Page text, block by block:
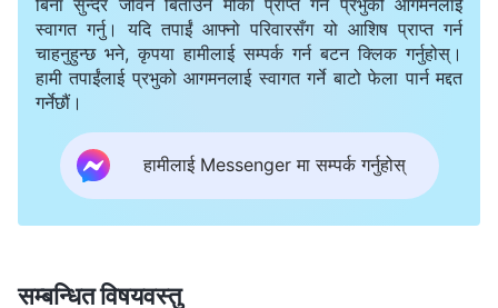
ज्वरो आयो। आफू ओछ्यानमा कमजोर भएर रिँगटा लागेर पल्टिँदा
मलाई गलेको मासुको थुप्रोजस्तै भएको महसुस भयो, म सिरकभित्र
डल्लो परेर कामिरहेको थिएँ। मेरी श्रीमती ज्वरो घटाउन हतारहतार
“तपाईँलाई एक्कासि यति उच्च ज्वरो आयो, के तपाईँ आफूले
आत्मचिन्तन गर्नुपर्छ जस्तो लाग्दैन? केही दिनयता, तपाईँ केवल वाङ
जिनमा खोट मात्र देखाइरहनुभएको छ, तर के तपाईँ आफैँले सिक्नुपर्ने
सक्छ कि?” मलाई मैले साँच्चै आत्मचिन्तन गर्नु जरूरी रहेछ भन्ने
स्वागत गर्नु। यदि तपाईं आफ्नो परिवारसँग यो आशिष प्राप्त गर्न
चाहनुहुन्छ भने, कृपया हामीलाई सम्पर्क गर्न बटन क्लिक गर्नुहोस्।
हामी तपाईंलाई प्रभुको आगमनलाई स्वागत गर्ने बाटो फेला पार्न मद्दत
गर्नेछौं।
हामीलाई Messenger मा सम्पर्क गर्नुहोस्
सम्बन्धित विषयवस्तु